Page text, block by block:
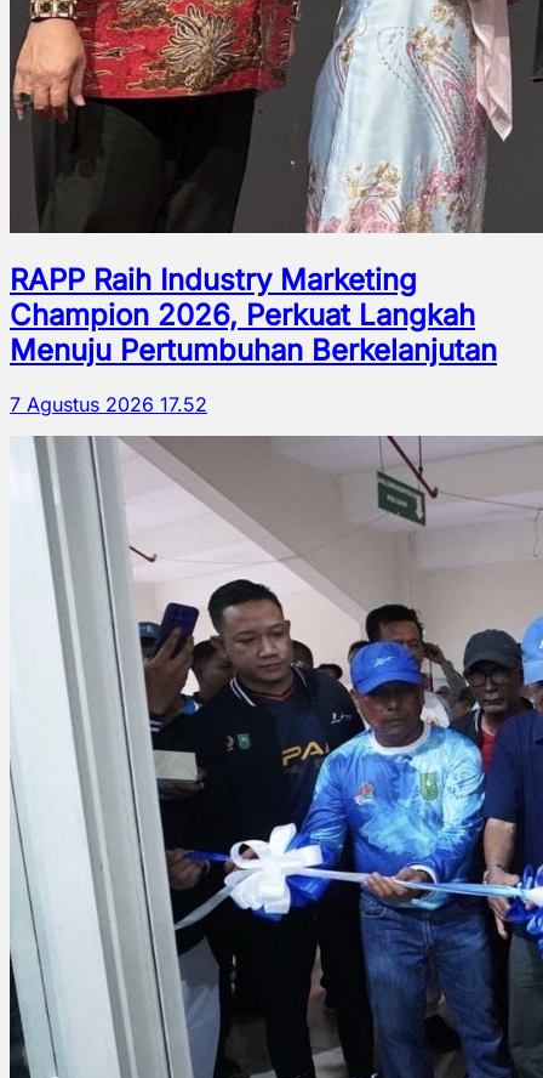
RAPP Raih Industry Marketing
Champion 2026, Perkuat Langkah
Menuju Pertumbuhan Berkelanjutan
7 Agustus 2026 17.52